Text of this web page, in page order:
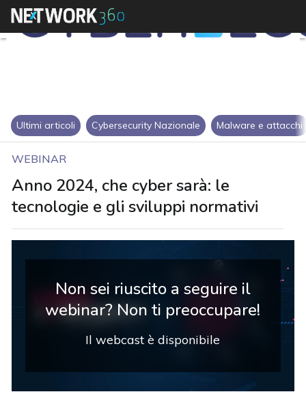
Ultimi articoli Cybersecurity Nazionale Malware e attacchi
WEBINAR
Anno 2024, che cyber sarà: le
tecnologie e gli sviluppi normativi
Non sei riuscito a seguire il
webinar? Non ti preoccupare!
Il webcast è disponibile